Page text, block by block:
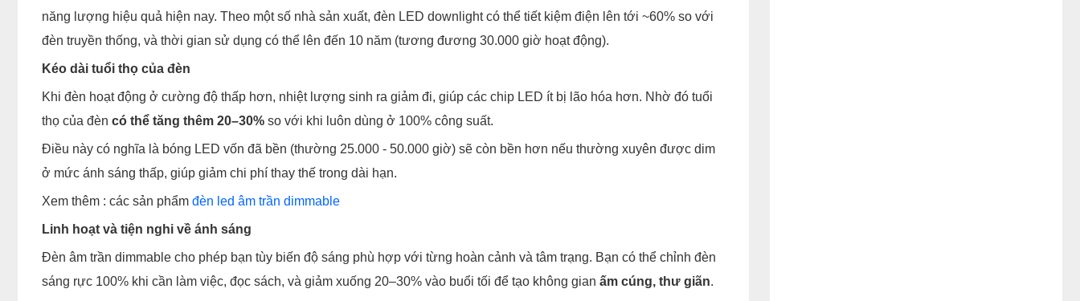
năng lượng hiệu quả hiện nay. Theo một số nhà sản xuất, đèn LED downlight có thể tiết kiệm điện lên tới ~60% so với
đèn truyền thống, và thời gian sử dụng có thể lên đến 10 năm (tương đương 30.000 giờ hoạt động).
Kéo dài tuổi thọ của đèn
Khi đèn hoạt động ở cường độ thấp hơn, nhiệt lượng sinh ra giảm đi, giúp các chip LED ít bị lão hóa hơn. Nhờ đó tuổi
thọ của đèn có thể tăng thêm 20–30% so với khi luôn dùng ở 100% công suất.
Điều này có nghĩa là bóng LED vốn đã bền (thường 25.000 - 50.000 giờ) sẽ còn bền hơn nếu thường xuyên được dim
ở mức ánh sáng thấp, giúp giảm chi phí thay thế trong dài hạn.
Xem thêm : các sản phẩm đèn led âm trần dimmable
Linh hoạt và tiện nghi về ánh sáng
Đèn âm trần dimmable cho phép bạn tùy biến độ sáng phù hợp với từng hoàn cảnh và tâm trạng. Bạn có thể chỉnh đèn
sáng rực 100% khi cần làm việc, đọc sách, và giảm xuống 20–30% vào buổi tối để tạo không gian ấm cúng, thư giãn.